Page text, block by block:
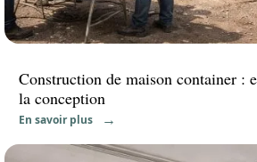
Construction de maison container :
la conception
En savoir plus